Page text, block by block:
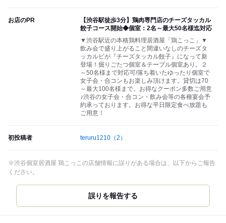
お店のPR
【渋谷駅徒歩3分】鶏肉専門店のチーズタッカル
餃子コース開始◆個室：2名～最大50名様迄対応
▼渋谷駅近の本格鶏料理居酒屋「鶏こっこ」▼
飲み会で盛り上がること間違いなしのチーズタ
ッカルビが『チーズタッカル餃子』になって新
登場！掘りごたつ個室＆テーブル個室あり。２
～50名様まで対応可/落ち着いたゆったり個室で
女子会・合コンもお楽しみ頂けます。貸切は70
～最大100名様まで。お得なクーポン多数ご用意
♪渋谷の女子会・合コン・飲み会等の各種宴会予
約承っております。お得な平日限定食べ放題も
ご用意！
初投稿者 teruru1210 （2）
※渋谷個室居酒屋 鶏こっこの店舗情報に誤りがある場合は、以下からご報告
ください。
誤りを報告する